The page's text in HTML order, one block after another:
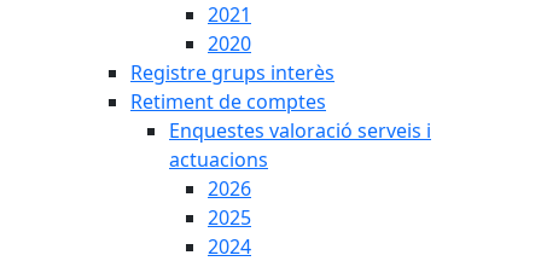
2021
2020
Registre grups interès
Retiment de comptes
Enquestes valoració serveis i
actuacions
2026
2025
2024